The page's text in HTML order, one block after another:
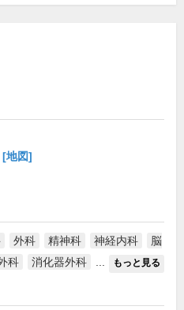
[地図]
外科 精神科 神経内科
脳
科 消化器外科 もっと見る